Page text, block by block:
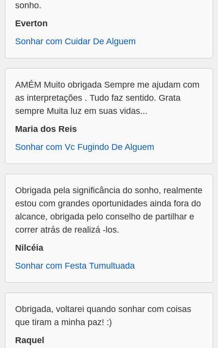
sonho.
Everton
Sonhar com Cuidar De Alguem
AMÉM Muito obrigada Sempre me ajudam com
as interpretações . Tudo faz sentido. Grata
sempre Muita luz em suas vidas...
Maria dos Reis
Sonhar com Vc Fugindo De Alguem
Obrigada pela significância do sonho, realmente
estou com grandes oportunidades ainda fora do
alcance, obrigada pelo conselho de partilhar e
correr atrás de realizá -los.
Nilcéia
Sonhar com Festa Tumultuada
Obrigada, voltarei quando sonhar com coisas
que tiram a minha paz! :)
Raquel